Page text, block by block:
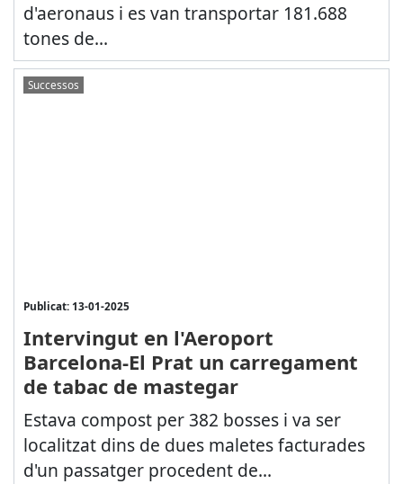
d'aeronaus i es van transportar 181.688
tones de...
Successos
Publicat: 13-01-2025
Intervingut en l'Aeroport
Barcelona-El Prat un carregament
de tabac de mastegar
Estava compost per 382 bosses i va ser
localitzat dins de dues maletes facturades
d'un passatger procedent de...